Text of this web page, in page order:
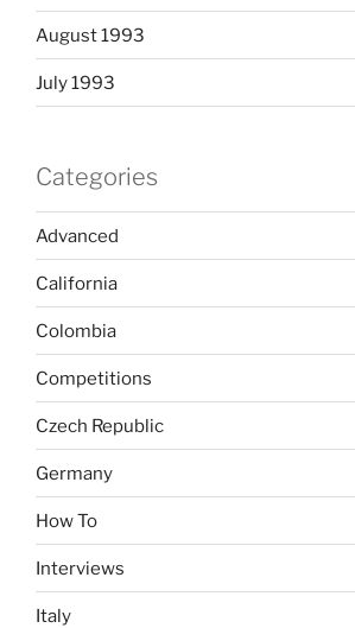
August 1993
July 1993
Categories
Advanced
California
Colombia
Competitions
Czech Republic
Germany
How To
Interviews
Italy